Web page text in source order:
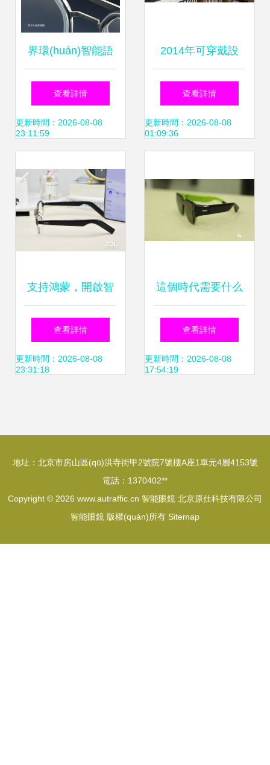
界環(huán)智能語
音眼鏡 重新定義智
能穿戴的未來
查看詳情
更新時間：2026-08-08
23:11:59
2014年可穿戴設
(shè)備發(fā)展新
趨勢 智能眼鏡的崛
查看詳情
更新時間：2026-08-08
01:09:36
支持鴻蒙，開啟智
慧新視界 華為
Eyewear智能眼鏡
查看詳情
更新時間：2026-08-08
23:31:18
這個時代需要什么
樣的智能眼鏡？
—— inmo air 上手
查看詳情
更新時間：2026-08-08
17:54:19
地址：北京市房山區(qū)洪寺街甲2號院7號樓A座1單元4層4153號
電話：1370402**
Copyright © 2026 www.autraffic.cn 智能眼鏡 北京原仕科技有限公司
智能眼鏡 版權(quán)所有 Sitemap